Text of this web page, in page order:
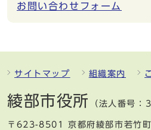
お問い合わせフォーム
サイトマップ 組織案内
綾部市役所 （法人番号
〒623-8501 京都府綾部市若竹